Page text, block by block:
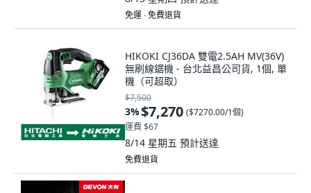
免運 ∙ 免費退貨
HIKOKI CJ36DA 雙電2.5AH MV(36V)
無刷線鋸機 - 台北益昌公司貨, 1個, 單
機（可超取）
$7,500
3%$7,270 ($7270.00/1個)
運費 $67
8/14 星期五 預計送達
免費退貨